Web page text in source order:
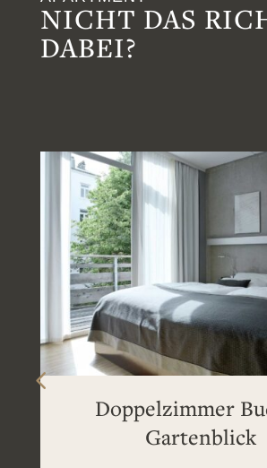
NICHT DAS
DABEI?
Doppelzimmer
Gartenblick